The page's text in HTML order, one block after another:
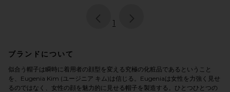
page
1
ブランドについて
似合う帽子は瞬時に着用者の顔型を変える究極の化粧品であるということ
を、Eugenia Kim (ユージニア キム)は信じる。Eugeniaは女性を力強く見せ
るのではなく、女性の顔を魅力的に見せる帽子を製造する。ひとつひとつの